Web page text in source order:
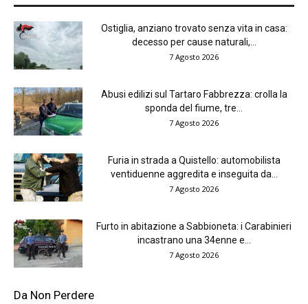
Ostiglia, anziano trovato senza vita in casa:
decesso per cause naturali,...
7 Agosto 2026
Abusi edilizi sul Tartaro Fabbrezza: crolla la
sponda del fiume, tre...
7 Agosto 2026
Furia in strada a Quistello: automobilista
ventiduenne aggredita e inseguita da...
7 Agosto 2026
Furto in abitazione a Sabbioneta: i Carabinieri
incastrano una 34enne e...
7 Agosto 2026
Da Non Perdere